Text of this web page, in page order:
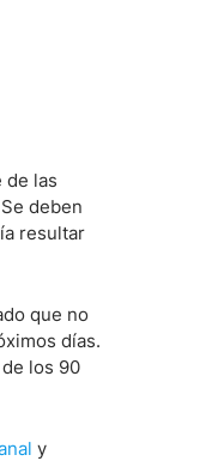
de las
deben
resultar
que no
días.
los 90
y